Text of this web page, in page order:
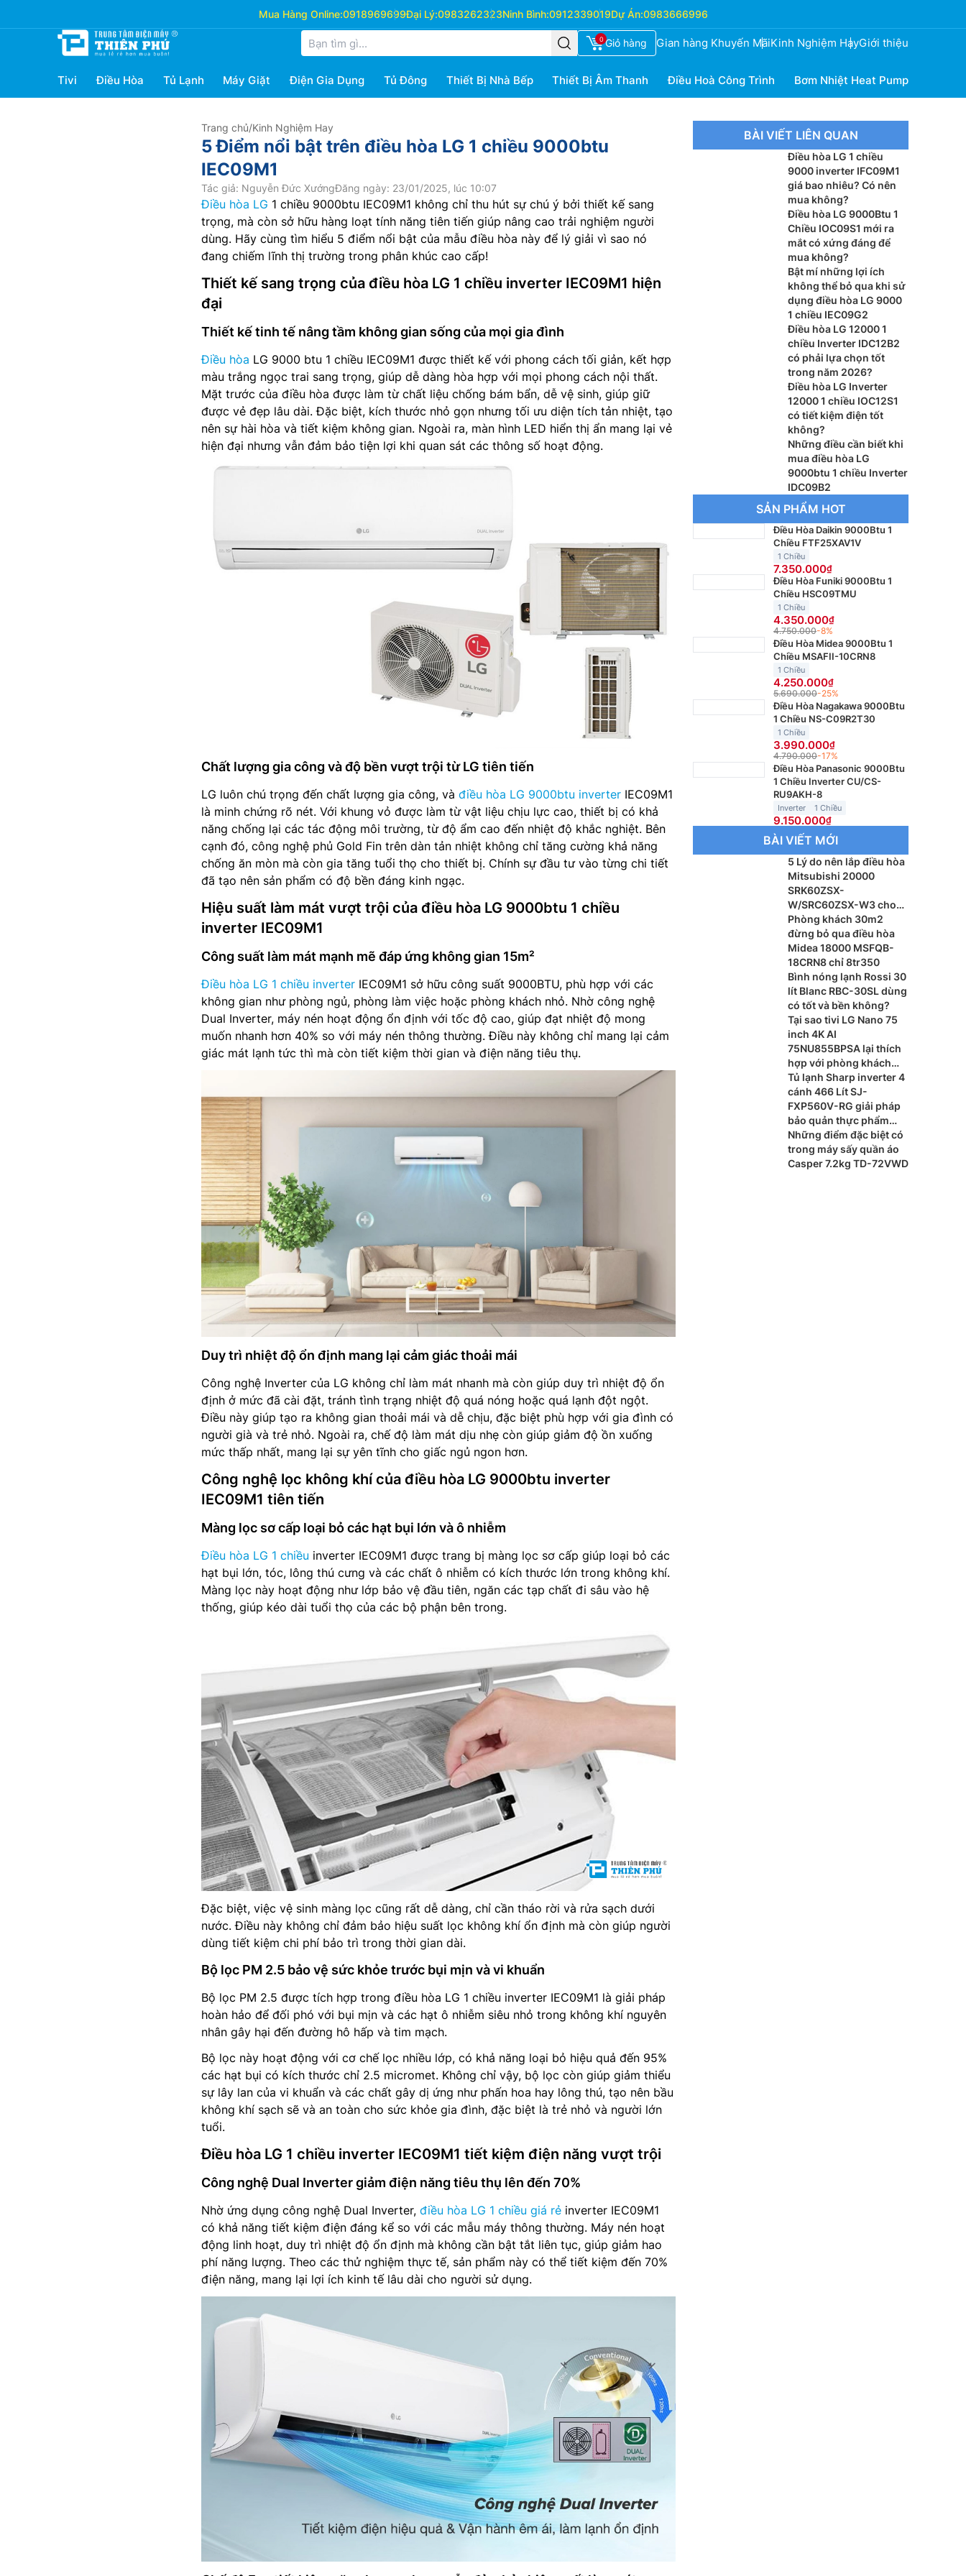
Mua Hàng Online:0918969699Đại Lý:0983262323Ninh Bình:0912339019Dự Án:0983666996
0 Giỏ hàng Gian hàng Khuyến MãiKinh Nghiệm HayGiới thiệu
Tivi Điều Hòa Tủ Lạnh Máy Giặt Điện Gia Dụng Tủ Đông Thiết Bị Nhà Bếp Thiết Bị Âm Thanh Điều Hoà Công Trình Bơm Nhiệt Heat Pump
Trang chủ/Kinh Nghiệm Hay
5 Điểm nổi bật trên điều hòa LG 1 chiều 9000btu
IEC09M1
Tác giả: Nguyễn Đức XướngĐăng ngày: 23/01/2025, lúc 10:07
Điều hòa LG 1 chiều 9000btu IEC09M1 không chỉ thu hút sự chú ý bởi thiết kế sang
trọng, mà còn sở hữu hàng loạt tính năng tiên tiến giúp nâng cao trải nghiệm người
dùng. Hãy cùng tìm hiểu 5 điểm nổi bật của mẫu điều hòa này để lý giải vì sao nó
đang chiếm lĩnh thị trường trong phân khúc cao cấp!
Thiết kế sang trọng của điều hòa LG 1 chiều inverter IEC09M1 hiện
đại
Thiết kế tinh tế nâng tầm không gian sống của mọi gia đình
Điều hòa LG 9000 btu 1 chiều IEC09M1 được thiết kế với phong cách tối giản, kết hợp
màu trắng ngọc trai sang trọng, giúp dễ dàng hòa hợp với mọi phong cách nội thất.
Mặt trước của điều hòa được làm từ chất liệu chống bám bẩn, dễ vệ sinh, giúp giữ
được vẻ đẹp lâu dài. Đặc biệt, kích thước nhỏ gọn nhưng tối ưu diện tích tản nhiệt, tạo
nên sự hài hòa và tiết kiệm không gian. Ngoài ra, màn hình LED hiển thị ẩn mang lại vẻ
hiện đại nhưng vẫn đảm bảo tiện lợi khi quan sát các thông số hoạt động.
Chất lượng gia công và độ bền vượt trội từ LG tiên tiến
LG luôn chú trọng đến chất lượng gia công, và điều hòa LG 9000btu inverter IEC09M1
là minh chứng rõ nét. Với khung vỏ được làm từ vật liệu chịu lực cao, thiết bị có khả
năng chống lại các tác động môi trường, từ độ ẩm cao đến nhiệt độ khắc nghiệt. Bên
cạnh đó, công nghệ phủ Gold Fin trên dàn tản nhiệt không chỉ tăng cường khả năng
chống ăn mòn mà còn gia tăng tuổi thọ cho thiết bị. Chính sự đầu tư vào từng chi tiết
đã tạo nên sản phẩm có độ bền đáng kinh ngạc.
Hiệu suất làm mát vượt trội của điều hòa LG 9000btu 1 chiều
inverter IEC09M1
Công suất làm mát mạnh mẽ đáp ứng không gian 15m²
Điều hòa LG 1 chiều inverter IEC09M1 sở hữu công suất 9000BTU, phù hợp với các
không gian như phòng ngủ, phòng làm việc hoặc phòng khách nhỏ. Nhờ công nghệ
Dual Inverter, máy nén hoạt động ổn định với tốc độ cao, giúp đạt nhiệt độ mong
muốn nhanh hơn 40% so với máy nén thông thường. Điều này không chỉ mang lại cảm
giác mát lạnh tức thì mà còn tiết kiệm thời gian và điện năng tiêu thụ.
Duy trì nhiệt độ ổn định mang lại cảm giác thoải mái
Công nghệ Inverter của LG không chỉ làm mát nhanh mà còn giúp duy trì nhiệt độ ổn
định ở mức đã cài đặt, tránh tình trạng nhiệt độ quá nóng hoặc quá lạnh đột ngột.
Điều này giúp tạo ra không gian thoải mái và dễ chịu, đặc biệt phù hợp với gia đình có
người già và trẻ nhỏ. Ngoài ra, chế độ làm mát dịu nhẹ còn giúp giảm độ ồn xuống
mức thấp nhất, mang lại sự yên tĩnh cho giấc ngủ ngon hơn.
Công nghệ lọc không khí của điều hòa LG 9000btu inverter
IEC09M1 tiên tiến
Màng lọc sơ cấp loại bỏ các hạt bụi lớn và ô nhiễm
Điều hòa LG 1 chiều inverter IEC09M1 được trang bị màng lọc sơ cấp giúp loại bỏ các
hạt bụi lớn, tóc, lông thú cưng và các chất ô nhiễm có kích thước lớn trong không khí.
Màng lọc này hoạt động như lớp bảo vệ đầu tiên, ngăn các tạp chất đi sâu vào hệ
thống, giúp kéo dài tuổi thọ của các bộ phận bên trong.
Đặc biệt, việc vệ sinh màng lọc cũng rất dễ dàng, chỉ cần tháo rời và rửa sạch dưới
nước. Điều này không chỉ đảm bảo hiệu suất lọc không khí ổn định mà còn giúp người
dùng tiết kiệm chi phí bảo trì trong thời gian dài.
Bộ lọc PM 2.5 bảo vệ sức khỏe trước bụi mịn và vi khuẩn
Bộ lọc PM 2.5 được tích hợp trong điều hòa LG 1 chiều inverter IEC09M1 là giải pháp
hoàn hảo để đối phó với bụi mịn và các hạt ô nhiễm siêu nhỏ trong không khí nguyên
nhân gây hại đến đường hô hấp và tim mạch.
Bộ lọc này hoạt động với cơ chế lọc nhiều lớp, có khả năng loại bỏ hiệu quả đến 95%
các hạt bụi có kích thước chỉ 2.5 micromet. Không chỉ vậy, bộ lọc còn giúp giảm thiểu
sự lây lan của vi khuẩn và các chất gây dị ứng như phấn hoa hay lông thú, tạo nên bầu
không khí sạch sẽ và an toàn cho sức khỏe gia đình, đặc biệt là trẻ nhỏ và người lớn
tuổi.
Điều hòa LG 1 chiều inverter IEC09M1 tiết kiệm điện năng vượt trội
Công nghệ Dual Inverter giảm điện năng tiêu thụ lên đến 70%
Nhờ ứng dụng công nghệ Dual Inverter, điều hòa LG 1 chiều giá rẻ inverter IEC09M1
có khả năng tiết kiệm điện đáng kể so với các mẫu máy thông thường. Máy nén hoạt
động linh hoạt, duy trì nhiệt độ ổn định mà không cần bật tắt liên tục, giúp giảm hao
phí năng lượng. Theo các thử nghiệm thực tế, sản phẩm này có thể tiết kiệm đến 70%
điện năng, mang lại lợi ích kinh tế lâu dài cho người sử dụng.
BÀI VIẾT LIÊN QUAN
Điều hòa LG 1 chiều
9000 inverter IFC09M1
giá bao nhiêu? Có nên
mua không?
Điều hòa LG 9000Btu 1
Chiều IOC09S1 mới ra
mắt có xứng đáng để
mua không?
Bật mí những lợi ích
không thể bỏ qua khi sử
dụng điều hòa LG 9000
1 chiều IEC09G2
Điều hòa LG 12000 1
chiều Inverter IDC12B2
có phải lựa chọn tốt
trong năm 2026?
Điều hòa LG Inverter
12000 1 chiều IOC12S1
có tiết kiệm điện tốt
không?
Những điều cần biết khi
mua điều hòa LG
9000btu 1 chiều Inverter
IDC09B2
SẢN PHẨM HOT
Điều Hòa Daikin 9000Btu 1
Chiều FTF25XAV1V
1 Chiều
7.350.000
Điều Hòa Funiki 9000Btu 1
Chiều HSC09TMU
1 Chiều
4.350.000
4.750.000-8%
Điều Hòa Midea 9000Btu 1
Chiều MSAFII-10CRN8
1 Chiều
4.250.000
5.690.000-25%
Điều Hòa Nagakawa 9000Btu
1 Chiều NS-C09R2T30
1 Chiều
3.990.000
4.790.000-17%
Điều Hòa Panasonic 9000Btu
1 Chiều Inverter CU/CS-
RU9AKH-8
Inverter 1 Chiều
9.150.000
BÀI VIẾT MỚI
5 Lý do nên lắp điều hòa
Mitsubishi 20000
SRK60ZSX-
W/SRC60ZSX-W3 cho
phòng khách
Phòng khách 30m2
đừng bỏ qua điều hòa
Midea 18000 MSFQB-
18CRN8 chỉ 8tr350
Bình nóng lạnh Rossi 30
lít Blanc RBC-30SL dùng
có tốt và bền không?
Tại sao tivi LG Nano 75
inch 4K AI
75NU855BPSA lại thích
hợp với phòng khách
lớn?
Tủ lạnh Sharp inverter 4
cánh 466 Lít SJ-
FXP560V-RG giải pháp
bảo quản thực phẩm
hiện đại cho gia đình
Những điểm đặc biệt có
trong máy sấy quần áo
Casper 7.2kg TD-72VWD